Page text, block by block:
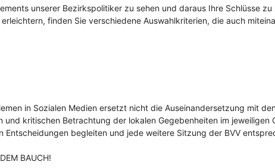
unserer Bezirkspolitiker zu sehen und daraus Ihre Schlüsse
finden Sie verschiedene Auswahlkriterien, die auch
in Sozialen Medien ersetzt nicht die Auseinandersetzung mit
und kritischen Betrachtung der lokalen Gegebenheiten im jeweiligen
begleiten und jede weitere Sitzung der BVV
BAUCH!